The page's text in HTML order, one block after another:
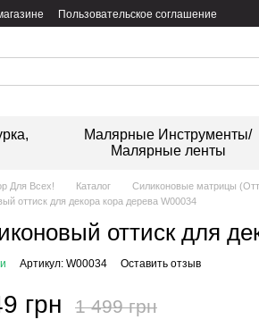
Пользовательское соглашение
Малярные Инструменты/
Малярные ленты
Для Всех! Каталог Силиконовые матрицы
оттиск для декора кора дерева W00034
оттиск для
Артикул: W00034 Оставить отзыв
грн 1 499 грн